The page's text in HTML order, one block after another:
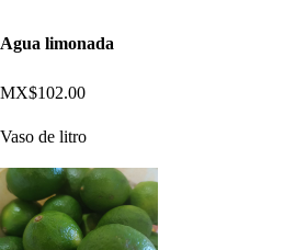
Agua limonada
MX$102.00
Vaso de litro